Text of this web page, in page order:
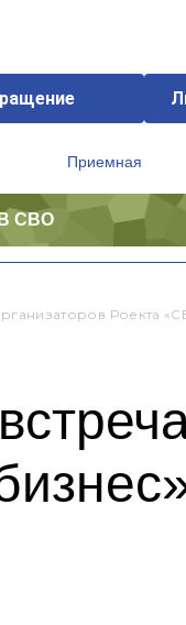
Приемная
СВО
Роекта